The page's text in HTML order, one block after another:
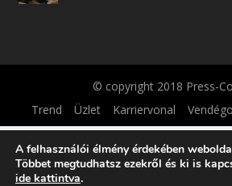
© copyright 2018 Press-
Trend
Üzlet Karriervonal
A felhasználói élmény érdekében
Többet megtudhatsz ezekről és ki is
ide kattintva.